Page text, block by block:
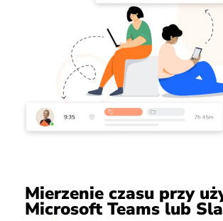
Mierzenie czasu przy
Microsoft Teams lub